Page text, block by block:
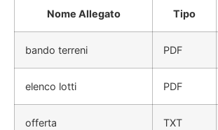
Nome Allegato Tipo
bando terreni PDF
elenco lotti PDF
offerta TXT